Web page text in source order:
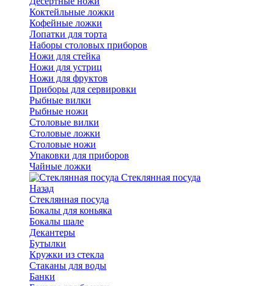
Коктейльные ложки
Кофейные ложки
Лопатки для торта
Наборы столовых приборов
Ножи для стейка
Ножи для устриц
Ножи для фруктов
Приборы для сервировки
Рыбные вилки
Рыбные ножи
Столовые вилки
Столовые ложки
Столовые ножи
Упаковки для приборов
Чайные ложки
Стеклянная посуда
Назад
Стеклянная посуда
Бокалы для коньяка
Бокалы шале
Декантеры
Бутылки
Кружки из стекла
Стаканы для воды
Банки